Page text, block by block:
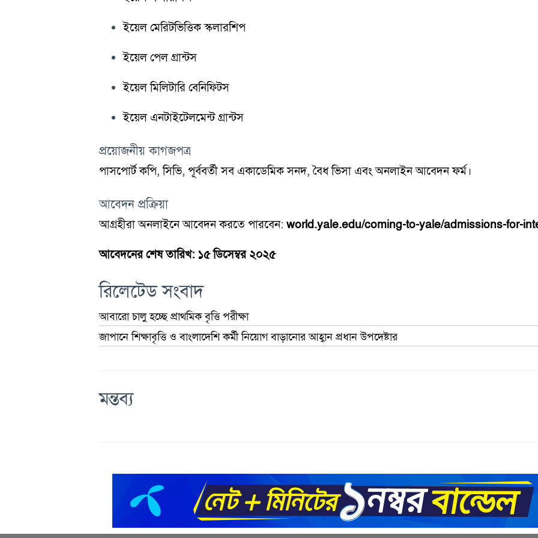
ইয়েল মেরিটভিত্তিক স্কলারশিপ
ইয়েল পেল গ্রান্টস
ইয়েল মিলিটারি বেনিফিটস
ইয়েল এনটাইটেলমেন্ট গ্রান্টস
প্রয়োজনীয় কাগজপত্র
পাসপোর্ট কপি, সিভি, পূর্ববর্তী সব একাডেমিক সনদ, বৈধ ভিসা এবং অনলাইন আবেদন ফর্ম।
আবেদন প্রক্রিয়া
আগ্রহীরা অনলাইনে আবেদন করতে পারবেন:world.yale.edu/coming-to-yale/admissions-for-
আবেদনের শেষ তারিখ: ১৫ ডিসেম্বর ২০২৫
রিলেটেড সংবাদ
আবারো চালু হচ্ছে প্রাথমিক বৃত্তি পরীক্ষা
জাপানে শিক্ষাবৃত্তি ও বাংলাদেশি কর্মী নিয়োগ বাড়ানোর আহ্বান প্রধান উপদেষ্টার
মন্তব্য